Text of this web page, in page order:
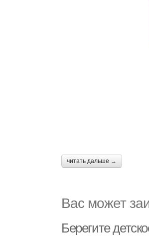
читать дальше →
Вас может
Берегите